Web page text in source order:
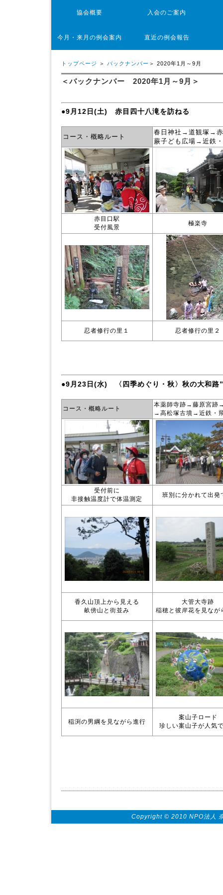
協会概要 入会のご案内
今月・来月の例会案内 直近の例会報告
トップページ ＞ バックナンバー ＞ 2020年1月～9月
＜バックナンバー 2020年1月～9月＞
●9月12日(土) 赤目四十八滝を訪ねる
コース・概略ルート
春日神社→道観塚→
蕨子ども広場→近鉄
赤目口駅
受付風景
極楽寺
忍者修行の里１ 忍者修行の里２
●9月23日(水) 〈四季めぐり・秋〉秋の大和路
コース・概略ルート
本薬師寺跡→藤原宮跡
→高松塚古墳→近鉄・
受付前に
非接触温度計で体温測定
班別に分かれて出発
香久山頂上から見える
畝傍山と街並み
大管大寺跡
稲穂と彼岸花を見なが
稲渕の男綱を見ながら進行
案山子ロード
珍しい案山子が人気
Copyright © 2010 NPO法人